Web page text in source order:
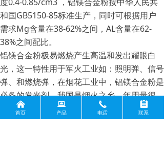
和国GB5150-85标准生产，同时可根据用户
需求Mg含量在38-62%之间，AL含量在62-
38%之间配比。
铝镁合金粉极易燃烧产生高温和发出耀眼白
光，这一特性用于军火工业如：照明弹、信号
弹、和燃烧弹，在烟花工业中，铝镁合金粉是
必备的发光剂，我国是烟火之乡，年用量很
大。铝镁合金粉化学性质活泼，在冶金工业中
多被用做脱氧剂、助燃剂、净化剂等。在耐火
낀
首页
뀵
产品
끅
电话
뀳
联系